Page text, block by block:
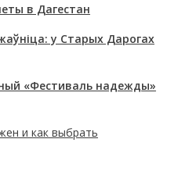
в Дагестан
у Старых Дарогах
«Фестиваль надежды»
и как выбрать